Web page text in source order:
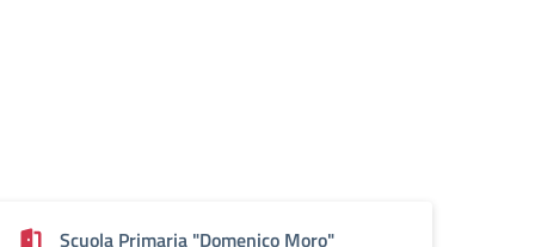
Scuola Primaria "Domenico Moro"